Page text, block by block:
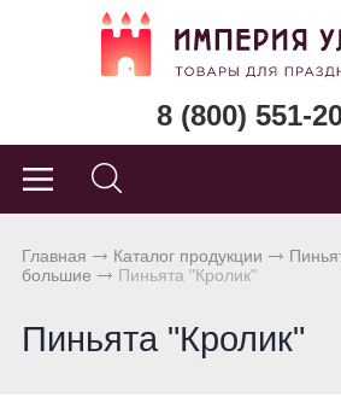
8 (800) 551-
Главная Каталог продукции
большие
Пиньята "Кролик"
Пиньята "Кролик"